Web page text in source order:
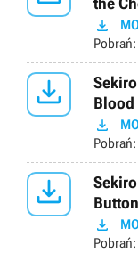

Pobrań:

Blood

Pobrań:


Pobrań: